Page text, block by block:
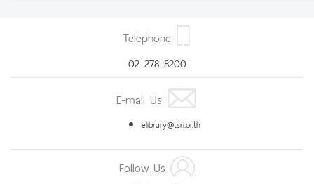
Telephone
02 278 8200
E-mail Us
elibrary@tsri.or.th
Follow Us